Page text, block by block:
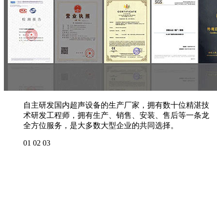
自主研发国内超声设备的生产厂家，拥有数十位精湛技
术研发工程师，拥有生产、销售、安装、售后等一条龙
全方位服务，是大多数大型企业的共同选择。
01 02 03